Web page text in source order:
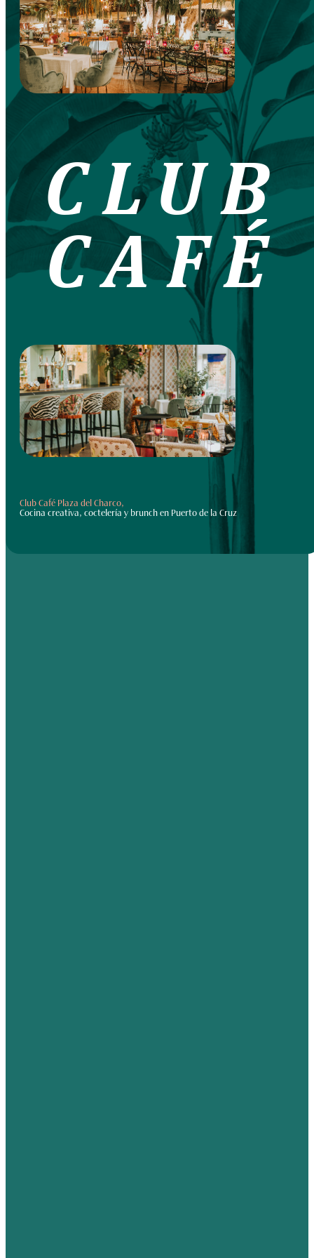
CLUB
CAFÉ
Club Café Plaza del Charco,
Cocina creativa, coctelería y brunch en Puerto de la Cruz